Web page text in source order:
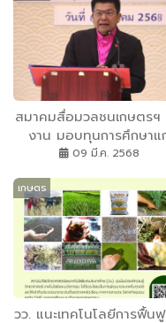
สมาคมสื่อมวลชนเกษตรฯ
งาน มอบทุนการศึกษาแ
บุตร-ธิดา สมาชิกสมาคมฯ
สื่อเป็นปีแรก เพื่อเป็นขวัญแ
กำลังใจให้กับสมาชิกที่ไ
บุตร-ธิดาเข้ารับทุน
09 มี.ค. 2568
เกษตร
วว. แนะเทคโนโลยีการฟื้น